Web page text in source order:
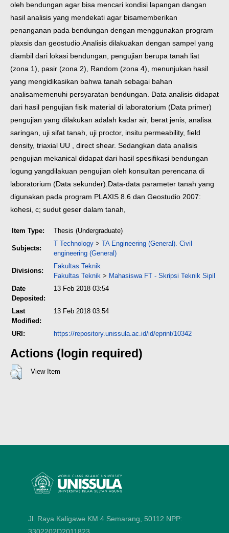
oleh bendungan agar bisa mencari kondisi lapangan dangan
hasil analisis yang mendekati agar bisamemberikan
penanganan pada bendungan dengan menggunakan program
plaxsis dan geostudio. Analisis dilakuakan dengan sampel yang
diambil dari lokasi bendungan, pengujian berupa tanah liat
(zona 1), pasir (zona 2), Random (zona 4), menunjukan hasil
yang mengidikasikan bahwa tanah sebagai bahan
analisamemenuhi persyaratan bendungan. Data analisis didapat
dari hasil pengujian fisik material di laboratorium (Data primer)
pengujian yang dilakukan adalah kadar air, berat jenis, analisa
saringan, uji sifat tanah, uji proctor, insitu permeability, field
density, triaxial UU , direct shear. Sedangkan data analisis
pengujian mekanical didapat dari hasil spesifikasi bendungan
logung yangdilakuan pengujian oleh konsultan perencana di
laboratorium (Data sekunder). Data-data parameter tanah yang
digunakan pada program PLAXIS 8.6 dan Geostudio 2007:
kohesi, c; sudut geser dalam tanah,
Item Type: Thesis (Undergraduate)
Subjects:
T Technology > TA Engineering (General). Civil
engineering (General)
Divisions:
Fakultas Teknik
Fakultas Teknik > Mahasiswa FT - Skripsi Teknik Sipil
Date
Deposited:
13 Feb 2018 03:54
Last
Modified:
13 Feb 2018 03:54
URI: https://repository.unissula.ac.id/id/eprint/10342
Actions (login required)
View Item
Jl. Raya Kaligawe KM 4 Semarang, 50112 NPP: